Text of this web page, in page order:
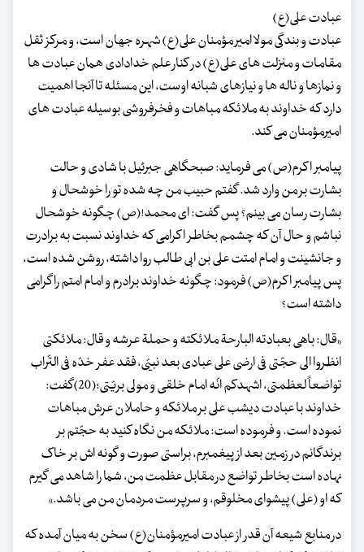
عبادت علی(ع)
عبادت و بندگی مولا امیر مؤمنان علی(ع) شهره جهان است، و مرکز ثقل
مقامات و منزلت های علی(ع) در کنار علم خدادادی همان عبادت ها
و نمازها و ناله ها و نیازهای شبانه اوست، این مسئله تا آنجا اهمیت
دارد که خداوند به ملائکه مباهات و فخرفروشی بوسیله عبادت های
امیرمؤمنان می کند.
پیامبر اکرم(ص) می فرماید: صبحگاهی جبرئیل با شادی و حالت
بشارت بر من وارد شد. گفتم حبیب من چه شده تو را خوشحال و
بشارت رسان می بینم؟ پس گفت: ای محمد!(ص) چگونه خوشحال
نباشم و حال آن که چشمم بخاطر اکرامی که خداوند نسبت به برادرت
و جانشینت و امام امتت علی بن ابی طالب روا داشته، روشن شده است،
پس پیامبر اکرم(ص) فرمود: چگونه خداوند برادرم و امام امتم را گرامی
داشته است؟
«قال: باهی بعبادته البارحة ملائکته و حملة عرشه و قال: ملائکتی
انظروا الی حجّتی فی ارضی علی عبادی بعد نبیّی، فقد عفر خدّه فی التّراب
تواضعاً لعظمتی، اشهدکم انّه امام خلقی و مولی بریّتی؛(20)گفت:
خداوند با عبادت دیشب علی بر ملائکه و حاملان عرش مباهات
نموده است. و فرموده است: ملائکه من نگاه کنید به حجّتم بر
برندگانم در زمین بعد از پیغمبرم، براستی صورت و گونه اش بر خاک
نهاده است بخاطر تواضع در مقابل عظمت من، شما را شاهد می گیرم
که او (علی) پیشوای مخلوقم، و سرپرست مردمان من می باشد.»
در منابع شیعه آن قدر از عبادت امیرمؤمنان(ع) سخن به میان آمده که